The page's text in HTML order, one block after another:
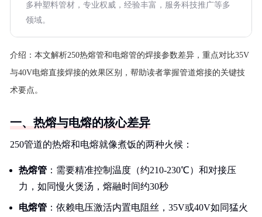
多种塑料管材，专业权威，经验丰富，服务科技推广等多
领域。
介绍： 本文解析250热熔管和电熔管的焊接参数差异，重点对比35V
与40V电熔直接焊接的效果区别，帮助读者掌握管道熔接的关键技
术要点。
一、热熔与电熔的核心差异
250管道的热熔和电熔就像煮饭的两种火候：
热熔管 ：需要精准控制温度（约210-230℃）和对接压
力，如同慢火煲汤，熔融时间约30秒
电熔管 ：依赖电压激活内置电阻丝，35V或40V如同猛火